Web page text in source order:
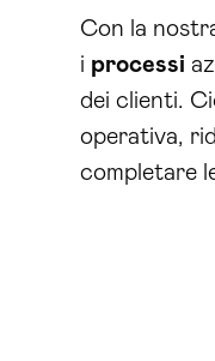
Con la
i processi
dei clienti.
operativa,
completare